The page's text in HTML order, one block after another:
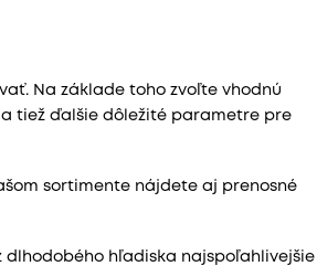
Na základe toho zvoľte vhodnú
tiež ďalšie dôležité parametre pre
sortimente nájdete aj prenosné
dlhodobého hľadiska najspoľahlivejšie